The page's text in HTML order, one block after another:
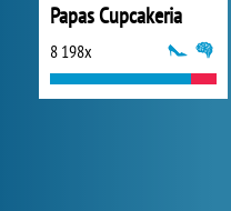
Papas Cupcakeria
8 198x